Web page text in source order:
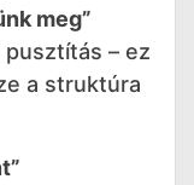
meg”
pusztítás – ez
a struktúra